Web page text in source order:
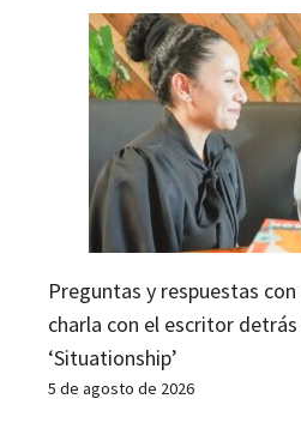
Preguntas y respuestas con
charla con el escritor
‘Situationship’
5 de agosto de 2026